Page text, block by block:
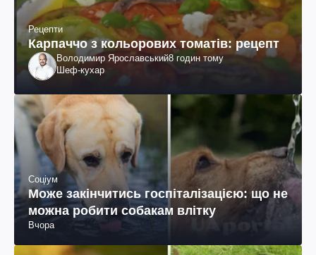
Рецепти
Карпаччо з кольорових томатів: рецепт
Володимир Ярославський8 годин тому
Шеф-кухар
Соціум
Може закінчитись госпіталізацією: що не
можна робити собакам влітку
Вчора